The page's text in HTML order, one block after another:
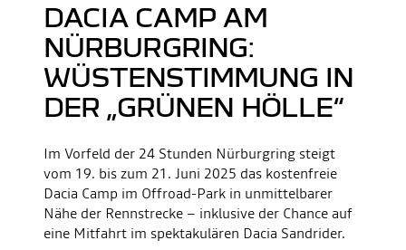
DACIA CAMP AM
NÜRBURGRING:
WÜSTENSTIMMUNG IN
DER „GRÜNEN HÖLLE“
Im Vorfeld der 24 Stunden Nürburgring steigt
vom 19. bis zum 21. Juni 2025 das kostenfreie
Dacia Camp im Offroad-Park in unmittelbarer
Nähe der Rennstrecke – inklusive der Chance auf
eine Mitfahrt im spektakulären Dacia Sandrider.